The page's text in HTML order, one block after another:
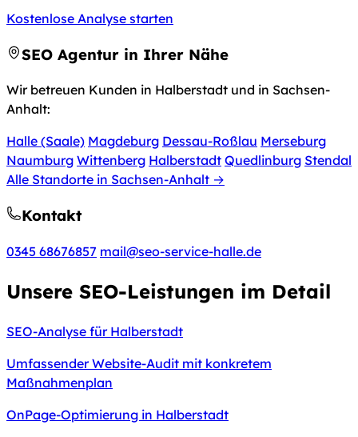
Kostenlose Analyse starten
SEO Agentur in Ihrer Nähe
Wir betreuen Kunden in Halberstadt und in Sachsen-
Anhalt:
Halle (Saale) Magdeburg Dessau-Roßlau Merseburg
Naumburg Wittenberg Halberstadt Quedlinburg Stendal
Alle Standorte in Sachsen-Anhalt →
Kontakt
0345 68676857 mail@seo-service-halle.de
Unsere SEO-Leistungen im Detail
SEO-Analyse für Halberstadt
Umfassender Website-Audit mit konkretem
Maßnahmenplan
OnPage-Optimierung in Halberstadt